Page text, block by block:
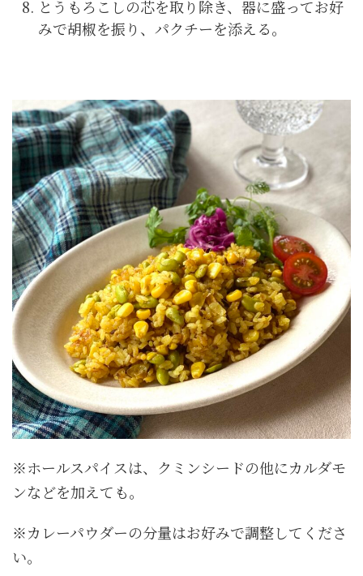
とうもろこしの芯を取り除き、器に盛ってお好
みで胡椒を振り、パクチーを添える。
※ホールスパイスは、クミンシードの他にカルダモ
ンなどを加えても。
※カレーパウダーの分量はお好みで調整してくださ
い。